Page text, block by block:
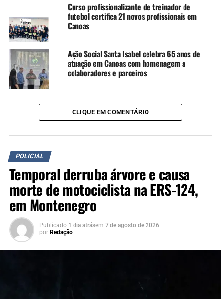
Curso profissionalizante de treinador de
futebol certifica 21 novos profissionais em
Canoas
Ação Social Santa Isabel celebra 65 anos de
atuação em Canoas com homenagem a
colaboradores e parceiros
CLIQUE EM COMENTÁRIO
POLICIAL
Temporal derruba árvore e causa
morte de motociclista na ERS-124,
em Montenegro
Publicado 1 dia atrásem 7 de agosto de 2026
por Redação